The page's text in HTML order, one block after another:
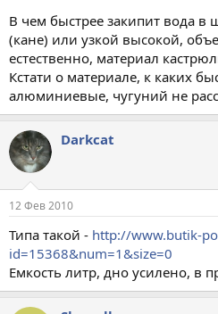
Обстоятельства продажи: В
туристических и обычных
территории США и через интернет
стоимостью от $100 до $130.
Место изготовления:
Необходимые меры: Потребители
прекратить использование
Оригинал
Outdoor Stoves Recalled by Jetboil
WASHINGTON, D.C. - The U.S.
Commission, in cooperation with the
В чем быстрее закипит вода в
(кане) или узкой высокой,
естественно, материал
Кстати о материале, к каких
алюминиевые, чугуний не
Darkcat
12 Фев 2010
Типа такой - http://www.butik-
id=15368&num=1&size=0
Емкость литр, дно усилено, в